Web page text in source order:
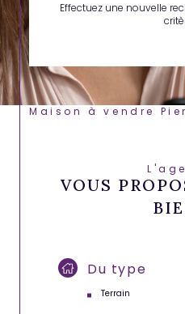
Effectuez une nouvelle
Maison à vendre
VOUS
Du type
Terrain